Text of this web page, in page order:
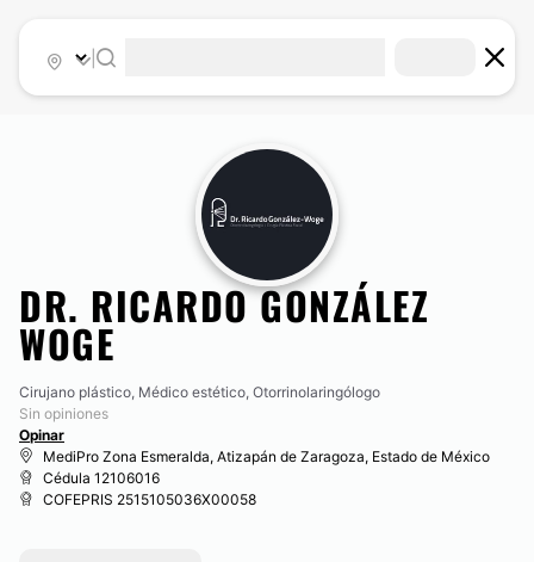
DR. RICARDO GONZÁLEZ
WOGE
Cirujano plástico, Médico estético, Otorrinolaringólogo
Sin opiniones
Opinar
MediPro Zona Esmeralda, Atizapán de Zaragoza, Estado de México
Cédula 12106016
COFEPRIS 2515105036X00058